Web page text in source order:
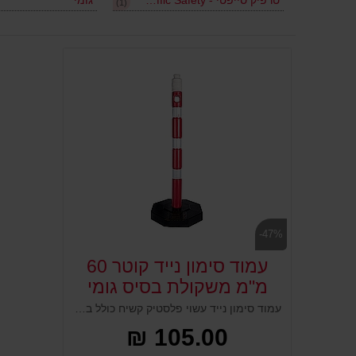
(1)
-47%
עמוד סימון נייד קוטר 60
מ"מ משקולת בסיס גומי
עמוד סימון נייד עשוי פלסטיק קשיח כולל בסיס משקולת גומי. נועד לסמן מפגעים ומכשולים בדרכים, אזורי עבודה, תיקונים ואתרי בניה. מותאם להוספת שילוט וסימון נוסף להכוונה ומידע. מיוצר מפלסטיק קשיח וחסון. נראות גבוהה למרחוק, בעל חור עליון לחיבור שרשורי.
105.00 ₪